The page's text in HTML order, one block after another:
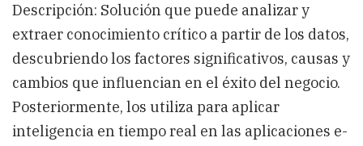
Descripción: Solución que puede analizar y
extraer conocimiento crítico a partir de los datos,
descubriendo los factores significativos, causas y
cambios que influencian en el éxito del negocio.
Posteriormente, los utiliza para aplicar
inteligencia en tiempo real en las aplicaciones e-